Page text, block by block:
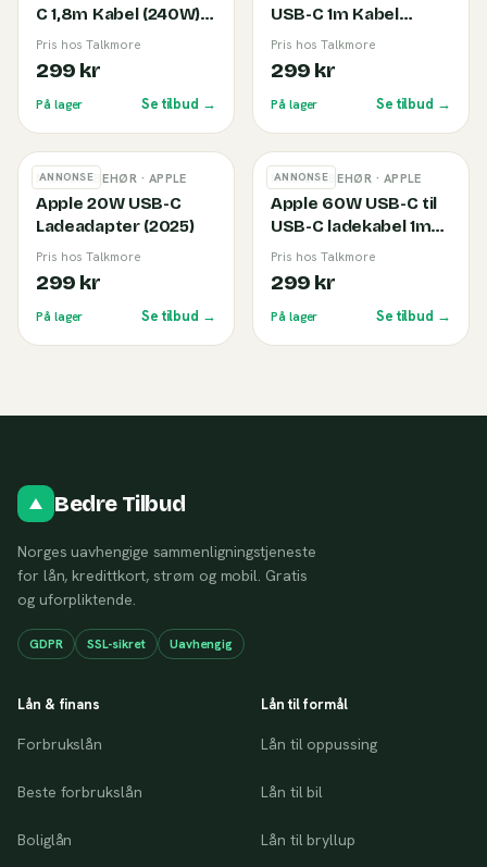
C 1,8m Kabel (240W)
White
Pris hos Talkmore
299 kr
På lager Se tilbud →
USB-C 1m Kabel
(240W) White
Pris hos Talkmore
299 kr
På lager Se tilbud →
ANNONSE
MOBILTILBEHØR · APPLE
Apple 20W USB-C
Ladeadapter (2025)
Pris hos Talkmore
299 kr
På lager Se tilbud →
ANNONSE
MOBILTILBEHØR · APPLE
Apple 60W USB-C til
USB-C ladekabel 1m
White
Pris hos Talkmore
299 kr
På lager Se tilbud →
Bedre Tilbud
Norges uavhengige sammenligningstjeneste
for lån, kredittkort, strøm og mobil. Gratis
og uforpliktende.
GDPR SSL-sikret Uavhengig
Lån & finans
Forbrukslån
Beste forbrukslån
Boliglån
Lån til formål
Lån til oppussing
Lån til bil
Lån til bryllup